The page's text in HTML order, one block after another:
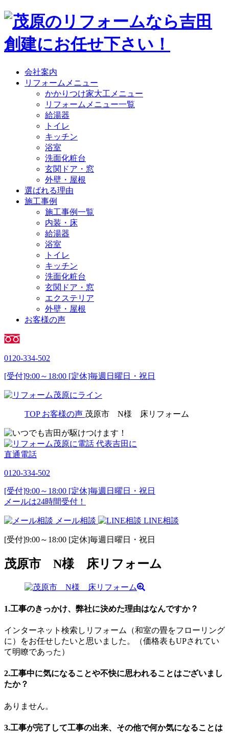
会社案内
リフォームメニュー
かかりつけ家大工メニュー
リフォームメニュー一覧
給湯器
トイレ
キッチン
浴室
洗面化粧台
玄関ドア・窓
外壁・屋根
選ばれる理由
施工事例
施工事例一覧
内装・床
給湯器
浴室
トイレ
キッチン
洗面化粧台
玄関ドア・窓
エクステリア
外壁・屋根
お客様の声
0120-334-502
[受付]9:00～18:00 [定休]毎週日曜日・祝日
TOP お客様の声 茂原市 N様 床リフォーム
代表吉田に
直通電話
0120-334-502
[受付]9:00～18:00 [定休]毎週日曜日・祝日
メールは24時間受付！
メール相談 LINE相談
[受付]9:00～18:00 [定休]毎週日曜日・祝日
茂原市 N様 床リフォーム
1.工事のきっかけ、弊社に決めた理由はなんですか？
インターネット検索しリフォーム（和室の畳をフローリング
に）をお任せしたいと思いました。（価格表もUPされてい
て明瞭であった）
2.工事中に気になることや不快に思われることはございまし
たか？
ありません。
3.工事が完了して工事の出来、その他で何か気になることは